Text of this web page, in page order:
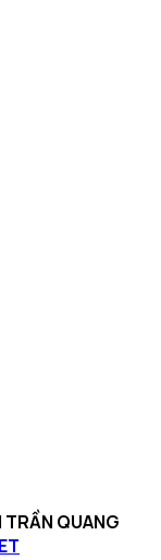
QUANG